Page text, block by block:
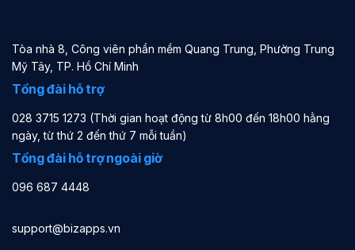
Tòa nhà 8, Công viên phần mềm Quang Trung, Phường Trung
Mỹ Tây, TP. Hồ Chí Minh
Tổng đài hỗ trợ
028 3715 1273 (Thời gian hoạt động từ 8h00 đến 18h00 hằng
ngày, từ thứ 2 đến thứ 7 mỗi tuần)
Tổng đài hỗ trợ ngoài giờ
096 687 4448
support@bizapps.vn